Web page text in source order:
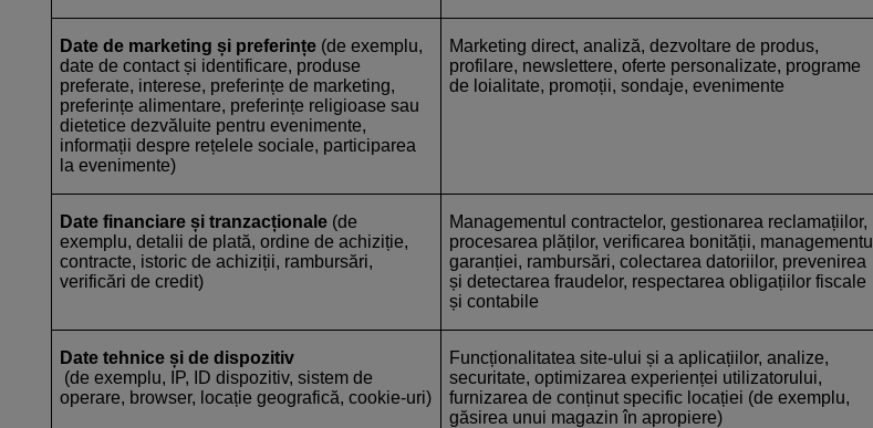
Date de marketing și preferințe (de exemplu,
date de contact și identificare, produse
preferate, interese, preferințe de marketing,
preferințe alimentare, preferințe religioase sau
dietetice dezvăluite pentru evenimente,
informații despre rețelele sociale, participarea
la evenimente)
Marketing direct, analiză, dezvoltare de produs,
profilare, newslettere, oferte personalizate, programe
de loialitate, promoții, sondaje, evenimente
Date financiare și tranzacționale (de
exemplu, detalii de plată, ordine de achiziție,
contracte, istoric de achiziții, rambursări,
verificări de credit)
Managementul contractelor, gestionarea reclamațiilor,
procesarea plăților, verificarea bonității, managementul
garanției, rambursări, colectarea datoriilor, prevenirea
și detectarea fraudelor, respectarea obligațiilor fiscale
și contabile
Date tehnice și de dispozitiv
(de exemplu, IP, ID dispozitiv, sistem de
operare, browser, locație geografică, cookie-uri)
Funcționalitatea site-ului și a aplicațiilor, analize,
securitate, optimizarea experienței utilizatorului,
furnizarea de conținut specific locației (de exemplu,
găsirea unui magazin în apropiere)